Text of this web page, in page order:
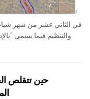
والتنظيم فيما يسمى
حين تتقلص